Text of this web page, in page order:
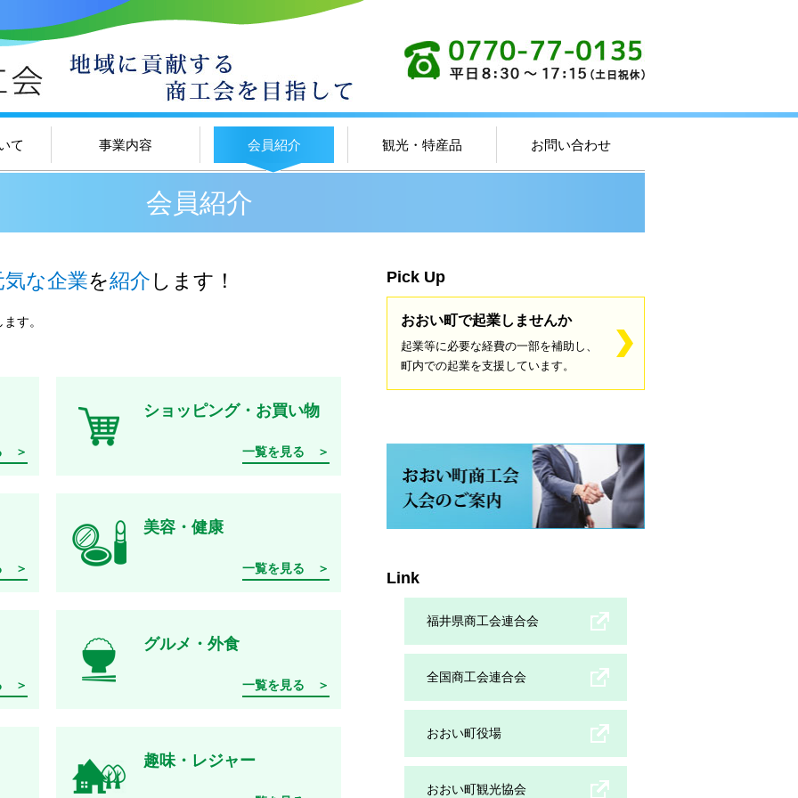
て 事業内容 会員紹介 観光・特産品 お問い合わせ
会員紹介
気な企業を紹介 します！
す。
＞
ショッピング・お買い物
一覧を見る ＞
＞
美容・健康
一覧を見る ＞
＞
グルメ・外食
一覧を見る ＞
趣味・レジャー
Pick Up
おおい町で起業しませんか
起業等に必要な経費の一部を補助し、
町内での起業を支援しています。
Link
福井県商工会連合会
全国商工会連合会
おおい町役場
おおい町観光協会